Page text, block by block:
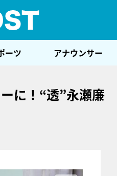
ーツ アナウンサー
に！“透”永瀬廉